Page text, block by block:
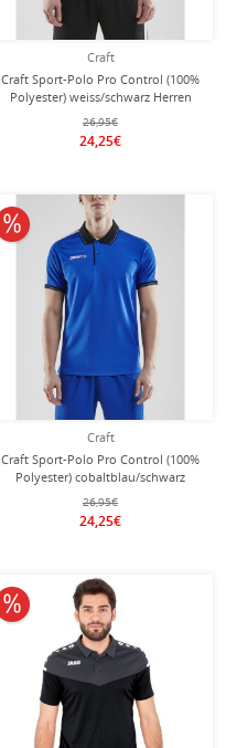
Craft
Craft Sport-Polo Pro Control (100%
Polyester) weiss/schwarz Herren
26,95€
24,25€
Craft
Craft Sport-Polo Pro Control (100%
Polyester) cobaltblau/schwarz
Herren
26,95€
24,25€
10% reduziert
10% reduziert